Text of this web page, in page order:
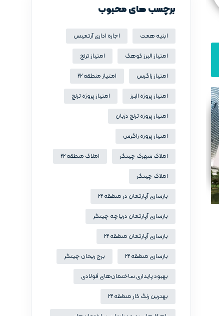
برچسب های محبوب
ابنیه همت اجاره اداری آرتمیس
امتیاز البرز کوهک امتیاز ترنج
امتیاز زاگرس امتیاز منطقه 22
امتیاز پروژه البرز امتیاز پروژه ترنج
امتیاز پروژه ترنج دژبان
امتیاز پروژه زاگرس
املاک شهرک چیتگر املاک منطقه 22
املاک چیتگر
بازسازی آپارتمان در منطقه 22
بازسازی آپارتمان دریاچه چیتگر
بازسازی آپارتمان منطقه 22
بازسازی منطقه 22 برج ریحان چیتگر
بهبود پایداری ساختمان‌های فولادی
بهترین رنگ کار منطقه 22